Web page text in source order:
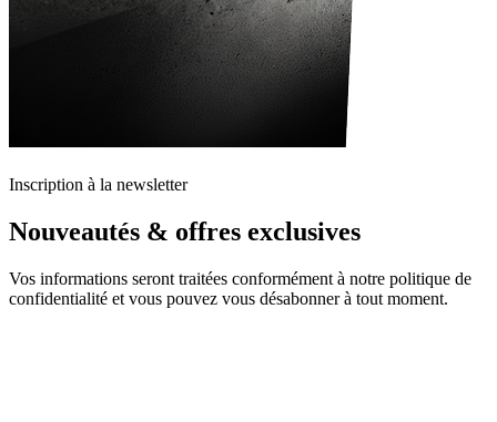
Inscription à la newsletter
Nouveautés & offres exclusives
Vos informations seront traitées conformément à notre politique de
confidentialité et vous pouvez vous désabonner à tout moment.